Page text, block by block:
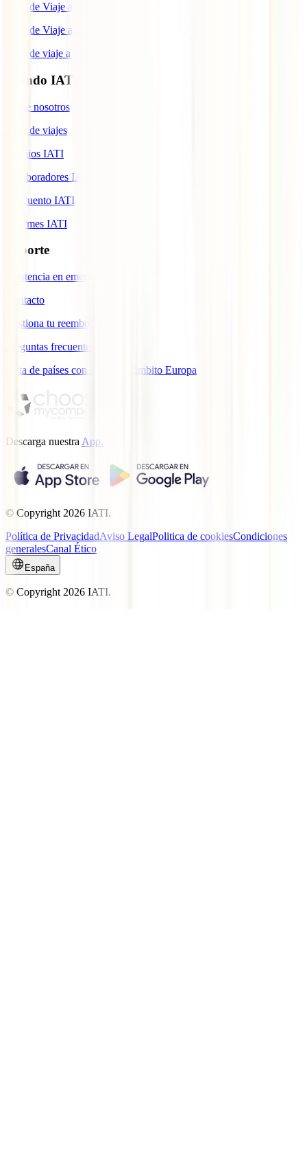
Guía de Viaje a Marruecos
Guía de Viaje a Cuba
Guía de viaje a Indonesia
Mundo IATI
Sobre nosotros
Blog de viajes
Premios IATI
Colaboradores IATI
Descuento IATI
Informes IATI
Soporte
Asistencia en emergencias
Contacto
Gestiona tu reembolso
Preguntas frecuentes
Lista de países con cobertura ámbito Europa
Descarga nuestra App.
© Copyright 2026 IATI.
Política de PrivacidadAviso LegalPolitica de cookiesCondiciones
generalesCanal Ético
España
© Copyright 2026 IATI.